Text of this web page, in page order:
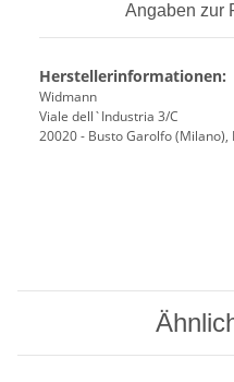
Angaben zur
Herstellerinformationen:
Widmann
Viale dell`Industria 3/C
20020 - Busto Garolfo (Milano),